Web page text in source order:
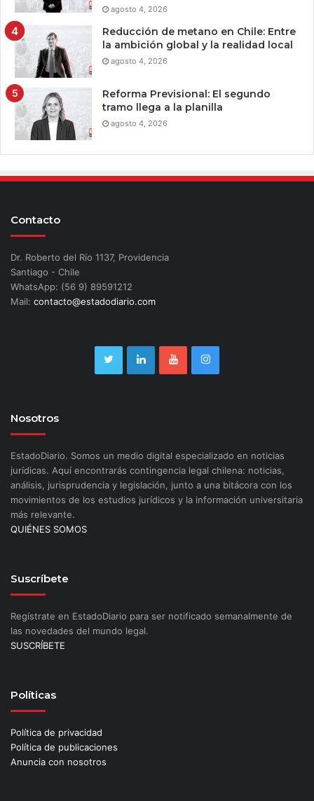
agosto 4, 2026
Reducción de metano en Chile: Entre
la ambición global y la realidad local
agosto 4, 2026
Reforma Previsional: El segundo
tramo llega a la planilla
agosto 4, 2026
Contacto
Dr. Roberto del Río 1137, Providencia
Santiago - Chile
WhatsApp: (56 9) 89591212
Mail: contacto@estadodiario.com
Nosotros
EstadoDiario. Somos un medio digital especializado en noticias
jurídicas. Aquí encontrarás contingencia legal chilena: noticias,
análisis, jurisprudencia y legislación, junto a una bitácora con los
movimientos de los estudios jurídicos y la información universitaria
más relevante.
QUIÉNES SOMOS
Suscríbete
Regístrate en EstadoDiario para ser notificado semanalmente de
las novedades del mundo legal.
SUSCRÍBETE
Políticas
Política de privacidad
Política de publicaciones
Anuncia con nosotros